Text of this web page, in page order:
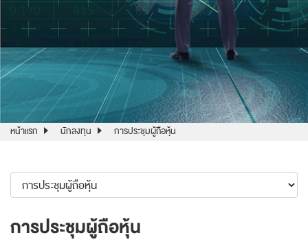
หน้าแรก นักลงทุน การประชุมผู้ถือหุ้น
การประชุมผู้ถือหุ้น